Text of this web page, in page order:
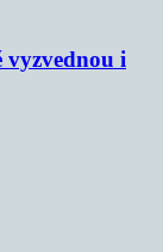
vyzvednou i